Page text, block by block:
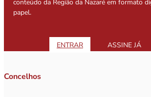
conteúdo da Região da Nazaré em formato
papel.
ENTRAR ASSINE JÁ
Concelhos